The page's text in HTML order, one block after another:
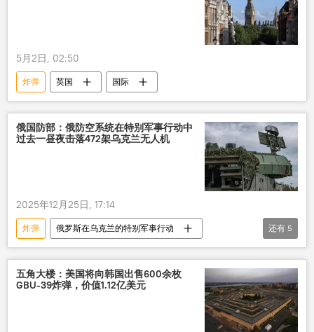
5月2日, 02:50
炸弹 英国 国际
俄国防部：俄防空系统在特别军事行动中
过去一昼夜击落472架乌克兰无人机
2025年12月25日, 17:14
炸弹
俄罗斯在乌克兰的特别军事行动
俄罗斯
乌克兰冲突
防空系统
无人机
击落
还有 5
五角大楼：美国将向韩国出售600余枚
GBU-39炸弹，价值1.12亿美元